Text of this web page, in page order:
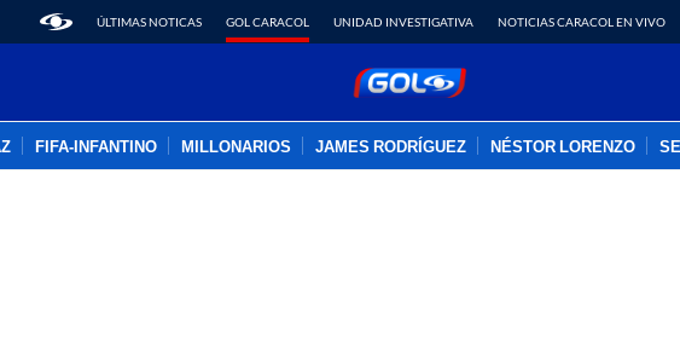
ÚLTIMAS NOTICAS GOL CARACOL UNIDAD INVESTIGATIVA NOTICIAS CARACOL EN VIVO
FIFA-INFANTINO MILLONARIOS JAMES RODRÍGUEZ NÉSTOR LORENZO